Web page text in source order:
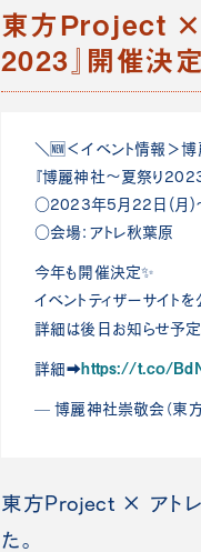
東方Project ×
2023』開催決定
＼🆕＜イベント情報＞博
『博麗神社～夏祭り2023
○2023年5月22日(月)
○会場：アトレ秋葉原
今年も開催決定✨
イベントティザーサイトを
詳細は後日お知らせ予定
詳細➡️https://t.co/
— 博麗神社崇敬会（東
東方Project × アトレ
た。